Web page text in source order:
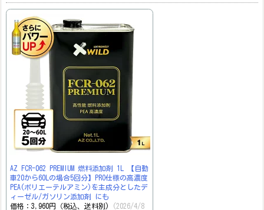
AZ FCR-062 PREMIUM 燃料添加剤 1L 【自動
車20から60Lの場合5回分】PRO仕様の高濃度
PEA(ポリエーテルアミン)を主成分としたデ
ィーゼル/ガソリン添加剤 にも
価格：3,960円（税込、送料別)
(2026/4/8